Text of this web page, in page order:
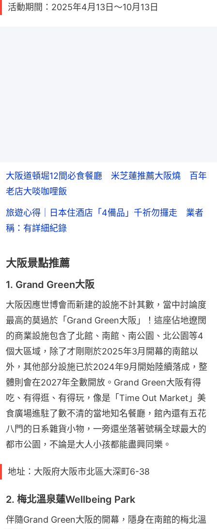
活動期間：2025年4月13日～10月13日
大阪道頓堀12間必食餐廳 米芝蓮推薦大阪燒 百年
老店大啖咖哩飯
旅遊心得｜日本住酒店「4備品」千祈勿攞走 業者
稱：有詳細紀錄
大阪景點推薦
1. Grand Green大阪
大阪因應世博會而新建的設施不計其數，當中討論度
最高的莫過於「Grand Green大阪」！這座佔地遼闊
的商業設施包含了北館、南館、南公園、北公園等4
個大區域，除了才剛剛於2025年3月開幕的南館以
外，其他部分設施已於2024年9月開始陸續落成，整
體則會在2027年全數開放。Grand Green大阪有得
吃、有得逛、有得玩，像是「Time Out Market」美
食廣場進駐了數不清的當地知名餐廳，館內還有五花
八門的日系雜貨小物，一旁還坐落著號稱全球最大的
都市公園，不論是大人小孩都能盡興同樂。
地址：大阪府大阪市北區大深町6-38
2. 梅北溫泉蓮Wellbeing Park
伴隨Grand Green大阪的開幕，隱身在南館的梅北溫